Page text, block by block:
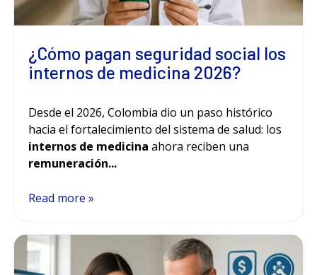
¿Cómo pagan seguridad social los
internos de medicina 2026?
Desde el 2026, Colombia dio un paso histórico
hacia el fortalecimiento del sistema de salud: los
internos de medicina ahora reciben una
remuneración...
Read more »